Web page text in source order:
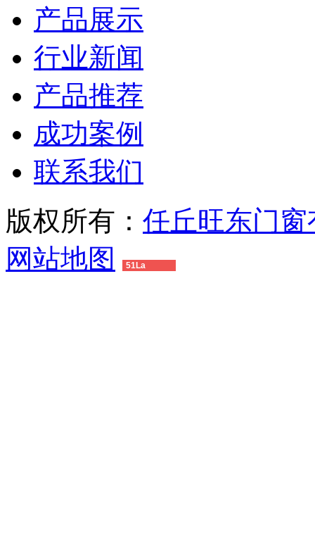
产品展示
行业新闻
产品推荐
成功案例
联系我们
版权所有： 任丘旺东门
网站地图
51La